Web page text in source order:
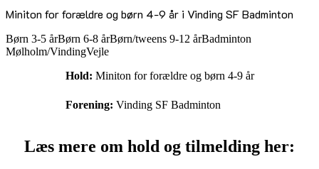
Miniton for forældre og børn 4-9 år i Vinding SF Badminton
Børn 3-5 årBørn 6-8 årBørn/tweens 9-12 årBadminton
Mølholm/VindingVejle
Hold: Miniton for forældre og børn 4-9 år
Forening: Vinding SF Badminton
Læs mere om hold og tilmelding her: